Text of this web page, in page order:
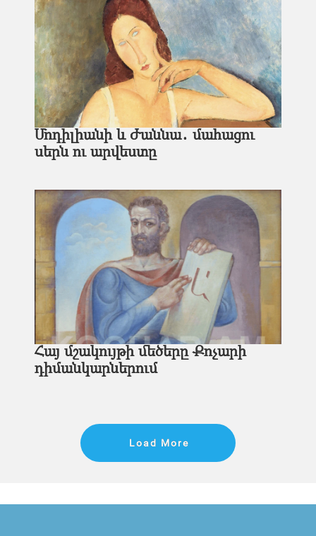
Մոդիլիանի և Ժաննա․ մահացու
սերն ու արվեստը
Հայ մշակույթի մեծերը Քոչարի
դիմանկարներում
Load More